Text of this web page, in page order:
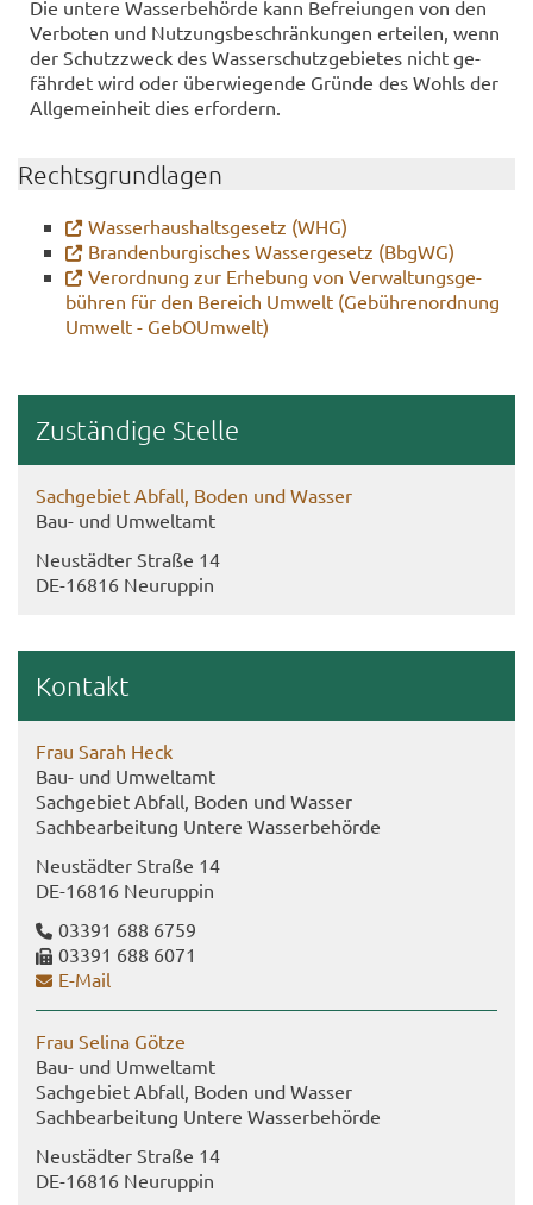
Die un­te­re Was­ser­be­hör­de kann Be­frei­un­gen von den
Ver­bo­ten und Nut­zungs­be­schrän­kun­gen er­tei­len, wenn
der Schutz­zweck des Was­ser­schutz­ge­bie­tes nicht ge­
fähr­det wird oder über­wie­gen­de Grün­de des Wohls der
All­ge­mein­heit dies er­for­dern.
Rechts­grund­la­gen
Was­ser­haus­halts­ge­setz (WHG)
Bran­den­bur­gi­sches Was­ser­ge­setz (BbgWG)
Ver­ord­nung zur Er­he­bung von Ver­wal­tungs­ge­
büh­ren für den Be­reich Um­welt (Ge­büh­ren­ord­nung
Um­welt - Ge­bO­Um­welt)
Zu­stän­di­ge Stel­le
Sach­ge­biet Ab­fall, Boden und Was­ser
Bau- und Um­welt­amt
Neu­städ­ter Stra­ße 14
DE-​16816 Neu­rup­pin
Kon­takt
Frau Sarah Heck
Bau- und Um­welt­amt
Sach­ge­biet Ab­fall, Boden und Was­ser
Sach­be­ar­bei­tung Un­te­re Was­ser­be­hör­de
Neu­städ­ter Stra­ße 14
DE-​16816 Neu­rup­pin
03391 688 6759
03391 688 6071
E-​Mail
Frau Se­li­na Götze
Bau- und Um­welt­amt
Sach­ge­biet Ab­fall, Boden und Was­ser
Sach­be­ar­bei­tung Un­te­re Was­ser­be­hör­de
Neu­städ­ter Stra­ße 14
DE-​16816 Neu­rup­pin